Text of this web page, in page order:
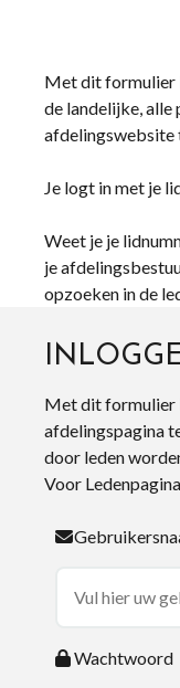
Met dit formulier
de landelijke,
afdelingswebsite
Je logt in met je
Weet je je
je
opzoeken in de
Met dit formulier
afdelingspagina
door leden
Voor
Wachtwoord